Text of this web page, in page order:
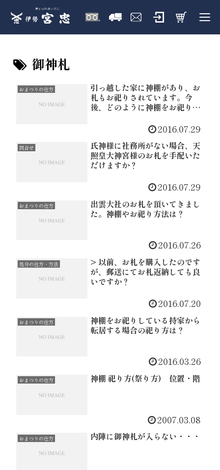
御神札
おまつりの仕方
引っ越した家に神棚があり、お
札もお祀りされています。今
後、どのように神棚をお祀りす
2016.07.29
問合せ
氏神様に社務所がない場合、天
照皇大神宮様のお札を手配いた
だけますか？
2016.07.29
おまつりの仕方
出雲大社のお札を頂いてきまし
た。神棚やお祀り方法は？
2016.07.26
処分の仕方・方法
> 以前、お札を購入したのです
が、郵送にてお札返納しても良
いですか？
2016.07.20
おまつりの仕方
神棚をお祀りしている持家から
転居する場合の祀り方は？
2016.03.26
おまつりの仕方 神棚 祀り方(祭り方) 位置・階
2007.03.08
おまつりの仕方 内陣に御神札が入らない・・・